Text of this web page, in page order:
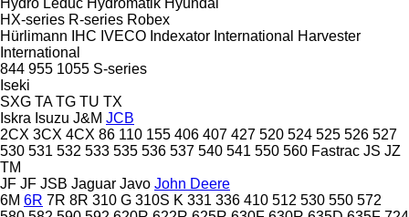
HX-series R-series Robex
Hürlimann
IHC IVECO Indexator International Harvester
International
844 955 1055 S-series
Iseki
SXG TA TG TU TX
Iskra Isuzu J&M JCB
2CX 3CX 4CX 86 110 155 406 407 427 520 524 525 526 527
530 531 532 533 535 536 537 540 541 550 560 Fastrac JS JZ
TM
JF JF JSB Jaguar Javo John Deere
6M 6R 7R 8R 310 G 310S K 331 336 410 512 530 550 572